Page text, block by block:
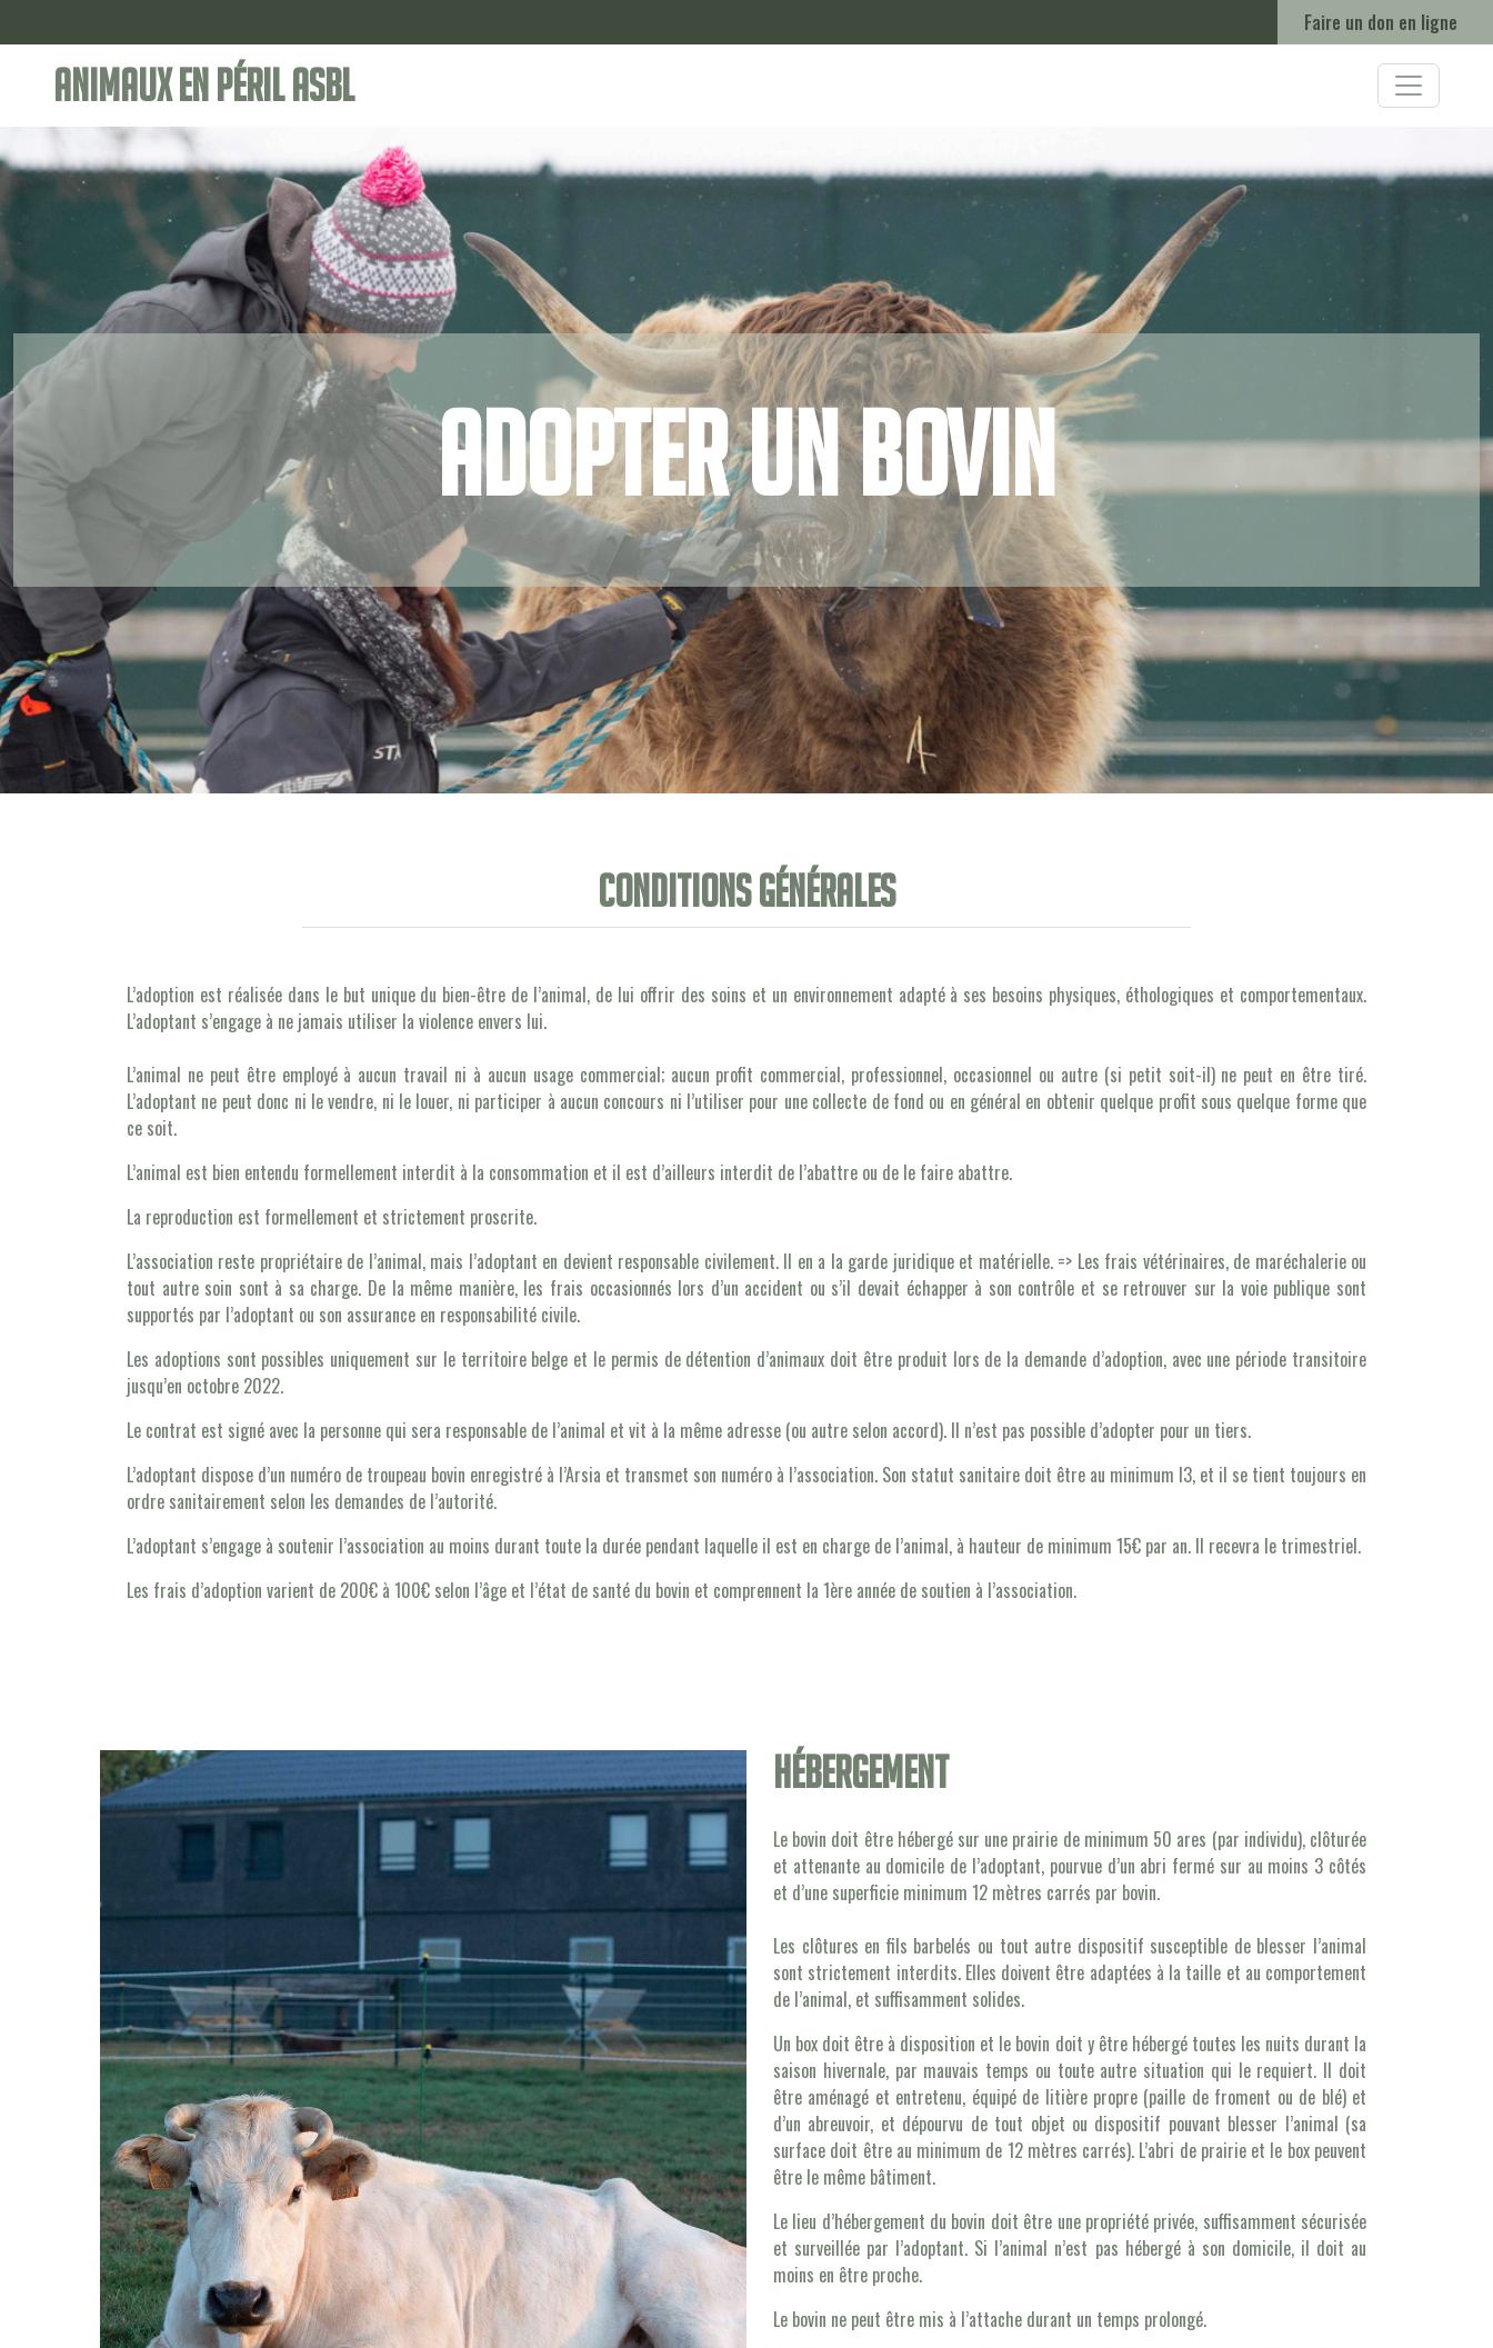
Faire un don en ligne
Animaux en Péril ASBL
Adopter un bovin
Conditions générales
L’adoption est réalisée dans le but unique du bien-être de l’animal, de lui offrir des soins et un environnement adapté à ses besoins physiques, éthologiques et comportementaux.
L’adoptant s’engage à ne jamais utiliser la violence envers lui.
L’animal ne peut être employé à aucun travail ni à aucun usage commercial; aucun profit commercial, professionnel, occasionnel ou autre (si petit soit-il) ne peut en être tiré.
L’adoptant ne peut donc ni le vendre, ni le louer, ni participer à aucun concours ni l’utiliser pour une collecte de fond ou en général en obtenir quelque profit sous quelque forme que
ce soit.
L’animal est bien entendu formellement interdit à la consommation et il est d’ailleurs interdit de l’abattre ou de le faire abattre.
La reproduction est formellement et strictement proscrite.
L’association reste propriétaire de l’animal, mais l’adoptant en devient responsable civilement. Il en a la garde juridique et matérielle. => Les frais vétérinaires, de maréchalerie ou
tout autre soin sont à sa charge. De la même manière, les frais occasionnés lors d’un accident ou s’il devait échapper à son contrôle et se retrouver sur la voie publique sont
supportés par l’adoptant ou son assurance en responsabilité civile.
Les adoptions sont possibles uniquement sur le territoire belge et le permis de détention d’animaux doit être produit lors de la demande d’adoption, avec une période transitoire
jusqu’en octobre 2022.
Le contrat est signé avec la personne qui sera responsable de l’animal et vit à la même adresse (ou autre selon accord). Il n’est pas possible d’adopter pour un tiers.
L’adoptant dispose d’un numéro de troupeau bovin enregistré à l’Arsia et transmet son numéro à l’association. Son statut sanitaire doit être au minimum I3, et il se tient toujours en
ordre sanitairement selon les demandes de l’autorité.
L’adoptant s’engage à soutenir l’association au moins durant toute la durée pendant laquelle il est en charge de l’animal, à hauteur de minimum 15€ par an. Il recevra le trimestriel.
Les frais d’adoption varient de 200€ à 100€ selon l’âge et l’état de santé du bovin et comprennent la 1ère année de soutien à l’association.
Hébergement
Le bovin doit être hébergé sur une prairie de minimum 50 ares (par individu), clôturée
et attenante au domicile de l’adoptant, pourvue d’un abri fermé sur au moins 3 côtés
et d’une superficie minimum 12 mètres carrés par bovin.
Les clôtures en fils barbelés ou tout autre dispositif susceptible de blesser l’animal
sont strictement interdits. Elles doivent être adaptées à la taille et au comportement
de l’animal, et suffisamment solides.
Un box doit être à disposition et le bovin doit y être hébergé toutes les nuits durant la
saison hivernale, par mauvais temps ou toute autre situation qui le requiert. Il doit
être aménagé et entretenu, équipé de litière propre (paille de froment ou de blé) et
d’un abreuvoir, et dépourvu de tout objet ou dispositif pouvant blesser l’animal (sa
surface doit être au minimum de 12 mètres carrés). L’abri de prairie et le box peuvent
être le même bâtiment.
Le lieu d’hébergement du bovin doit être une propriété privée, suffisamment sécurisée
et surveillée par l’adoptant. Si l’animal n’est pas hébergé à son domicile, il doit au
moins en être proche.
Le bovin ne peut être mis à l’attache durant un temps prolongé.